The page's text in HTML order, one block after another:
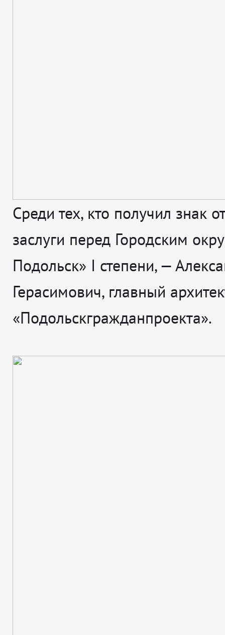
Среди тех, кто получил знак
заслуги перед Городским
Подольск» I степени, —
Герасимович, главный
«Подольскгражданпроекта».